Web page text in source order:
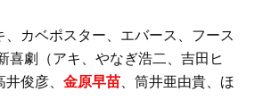
、カベポスター、エバース、フース
喜劇（アキ、やなぎ浩二、吉田ヒ
俊彦、 金原早苗 、筒井亜由貴、ほ